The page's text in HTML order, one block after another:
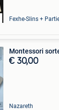
Fexhe-Slins +
Montessori
€ 30,00
Nazareth